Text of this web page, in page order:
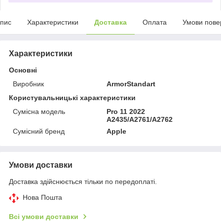
Характеристики Доставка Оплата Умови
Характеристики
Основні
Виробник
ArmorStandart
Користувальницькі характеристики
Сумісна модель
Pro 11 2022
A2435/A2761/A2762
Сумісний бренд
Apple
Умови доставки
Доставка здійснюється тільки по передоплаті.
Нова Пошта
Всі умови доставки